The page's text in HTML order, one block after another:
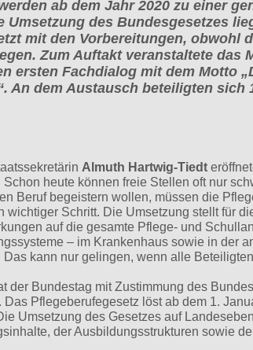
ab dem Jahr 2020 zu einer
Umsetzung des Bundesgesetzes
mit den Vorbereitungen, obwohl
Zum Auftakt veranstaltete das
ersten Fachdialog mit dem Motto
An dem Austausch beteiligten sich
Almuth Hartwig-Tiedt
Schon heute können freie Stellen oft nur
Beruf begeistern wollen, müssen die
wichtiger Schritt. Die Umsetzung stellt für
auf die gesamte Pflege- und
– im Krankenhaus sowie in der
kann nur gelingen, wenn alle
der Bundestag mit Zustimmung des
Pflegeberufegesetz löst ab dem 1.
Umsetzung des Gesetzes auf
der Ausbildungsstrukturen sowie